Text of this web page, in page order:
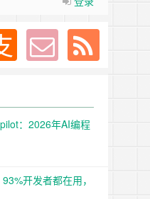
：2026年AI编程
开发者都在用，